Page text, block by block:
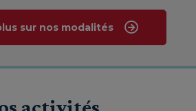
sur nos modalités